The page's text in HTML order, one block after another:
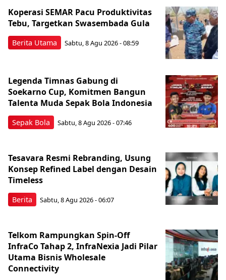
Berita Utama
Koperasi SEMAR Pacu Produktivitas
Tebu, Targetkan Swasembada Gula
Sabtu, 8 Agu 2026 - 08:59
Sepak Bola
Legenda Timnas Gabung di
Soekarno Cup, Komitmen Bangun
Talenta Muda Sepak Bola Indonesia
Sabtu, 8 Agu 2026 - 07:46
Berita
Tesavara Resmi Rebranding, Usung
Konsep Refined Label dengan Desain
Timeless
Sabtu, 8 Agu 2026 - 06:07
Telkom Rampungkan Spin-Off
InfraCo Tahap 2, InfraNexia Jadi Pilar
Utama Bisnis Wholesale
Connectivity